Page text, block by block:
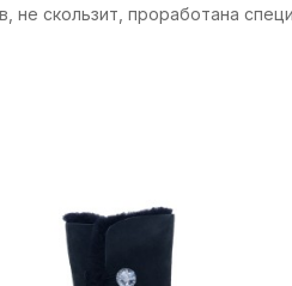
не скользит, проработана